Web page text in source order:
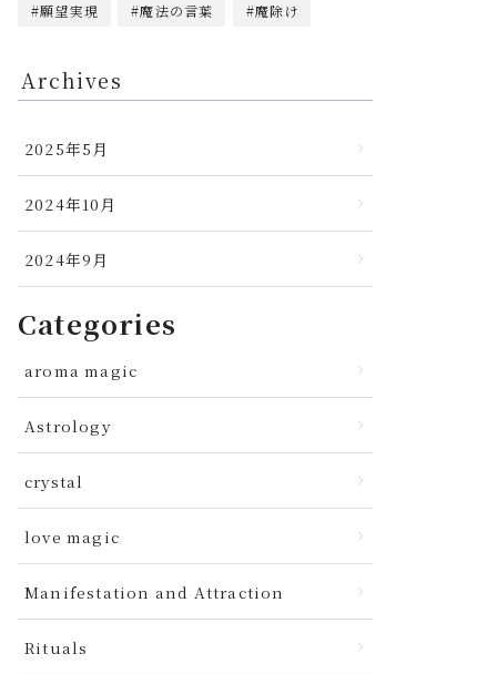
願望実現 魔法の言葉 魔除け
Archives
2025年5月
2024年10月
2024年9月
Categories
aroma magic
Astrology
crystal
love magic
Manifestation and Attraction
Rituals